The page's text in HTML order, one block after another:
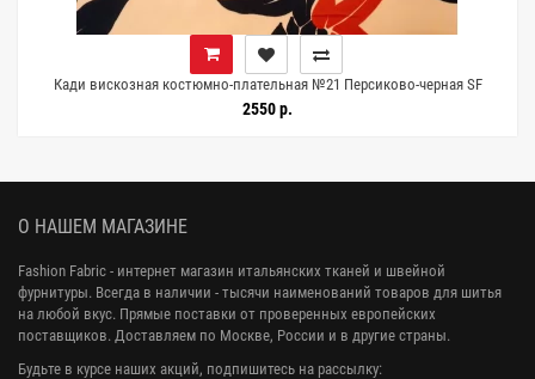
Кади вискозная костюмно-плательная №21 Персиково-черная SF
H21/13 G70 1072603
2550 р.
О НАШЕМ МАГАЗИНЕ
Fashion Fabric - интернет магазин итальянских тканей и швейной
фурнитуры. Всегда в наличии - тысячи наименований товаров для шитья
на любой вкус. Прямые поставки от проверенных европейских
поставщиков. Доставляем по Москве, России и в другие страны.
Будьте в курсе наших акций, подпишитесь на рассылку: